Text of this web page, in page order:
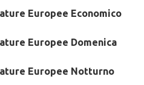
Europee Economico
Europee Domenica
Europee Notturno